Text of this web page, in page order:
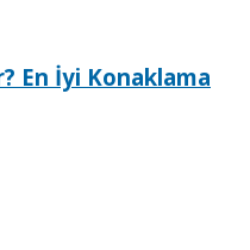
En İyi Konaklama